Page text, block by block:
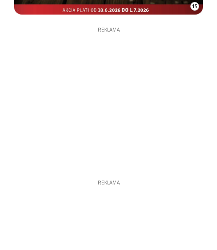
15
REKLAMA
REKLAMA